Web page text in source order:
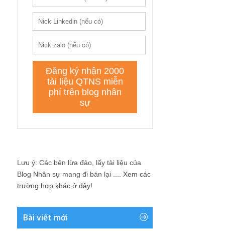
Lưu ý: Các bên lừa đảo, lấy tài liệu của
Blog Nhân sự mang đi bán lại .... Xem các
trường hợp khác ở đây!
Bài viết mới